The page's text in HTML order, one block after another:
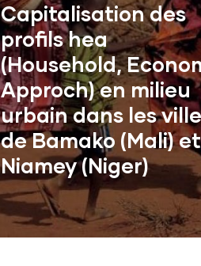
Capitalisation des
profils hea
(Household,
Approch) en milieu
urbain dans les
de Bamako (Mali) et
Niamey (Niger)
La mission est de faire